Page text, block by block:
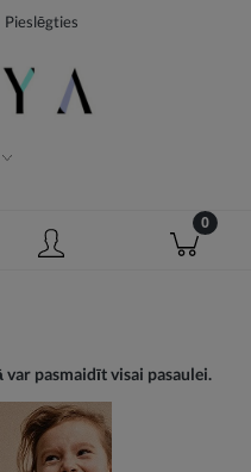
Pieslēgties
pasmaidīt visai pasaulei.